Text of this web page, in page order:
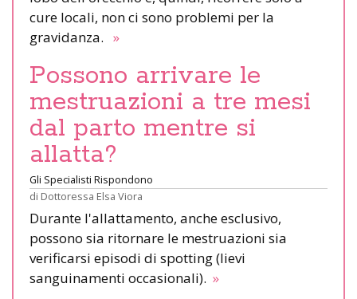
cure locali, non ci sono problemi per la
gravidanza. »
Possono arrivare le
mestruazioni a tre mesi
dal parto mentre si
allatta?
Gli Specialisti Rispondono
di Dottoressa Elsa Viora
Durante l'allattamento, anche esclusivo,
possono sia ritornare le mestruazioni sia
verificarsi episodi di spotting (lievi
sanguinamenti occasionali). »